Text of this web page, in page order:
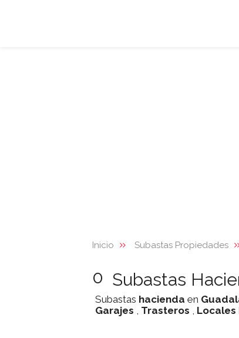
Inicio Subastas Propiedades
0 Subastas
Subastas hacienda en
Garajes , Trasteros , Locales